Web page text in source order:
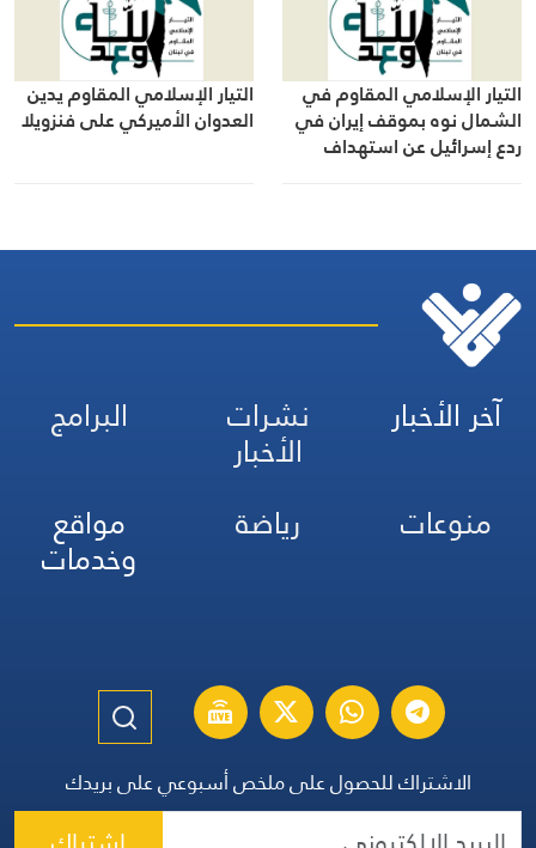
التيار الإسلامي المقاوم في
الشمال نوه بموقف إيران في
ردع إسرائيل عن استهداف
التيار الإسلامي المقاوم يدين
العدوان الأميركي على فنزويلا
آخر الأخبار نشرات
الأخبار
البرامج
منوعات
رياضة مواقع
وخدمات
الاشتراك للحصول على ملخص أسبوعي على بريدك